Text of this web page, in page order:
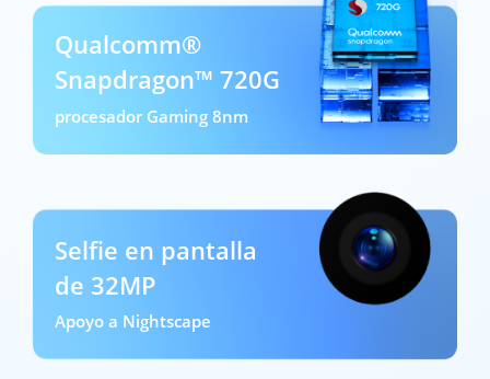
Qualcomm®
Snapdragon™ 720G
procesador Gaming 8nm
Selfie en pantalla
de 32MP
Apoyo a Nightscape